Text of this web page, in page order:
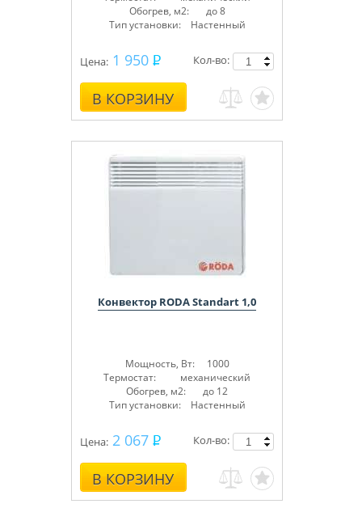
Обогрев, м2: до 8
Тип установки: Настенный
Цена: 1 950
В КОРЗИНУ
Кол-во:
Конвектор RODA Standart 1,0
Мощность, Вт: 1000
Термостат: механический
Обогрев, м2: до 12
Тип установки: Настенный
Цена: 2 067
В КОРЗИНУ
Кол-во: